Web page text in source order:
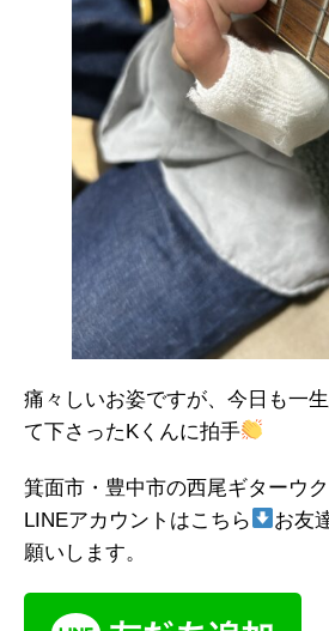
痛々しいお姿ですが、今日も一
て下さったKくんに拍手
箕面市・豊中市の西尾ギターウ
LINEアカウントはこちら
お友
願いします。